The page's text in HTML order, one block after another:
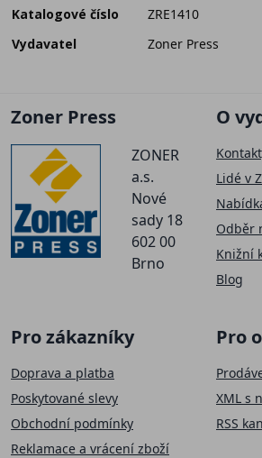
Katalogové číslo
ZRE1410
Vydavatel
Zoner Press
Zoner Press
ZONER
a.s.
Nové
sady 18
602 00
Brno
O
Lidé v
Odběr
Knižní
Blog
Pro zákazníky
Doprava a platba
Poskytované slevy
Obchodní podmínky
Reklamace a vrácení zboží
Pro
XML s
RSS